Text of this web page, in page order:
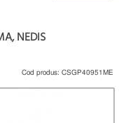
NEDIS
Cod produs: CSGP40951ME